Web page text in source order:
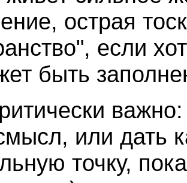
острая
если
быть
или дать
точку,